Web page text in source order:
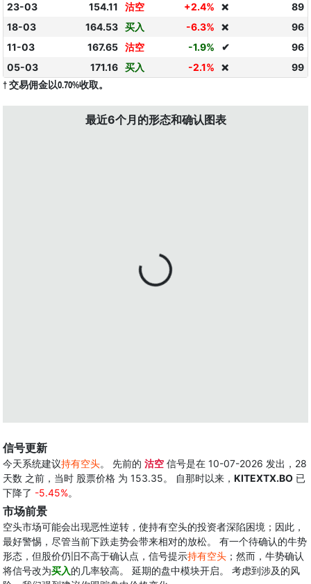
23-03
154.11 沽空 +2.4% ❌
89
18-03
164.53 买入 -6.3% ❌
96
11-03
167.65 沽空 -1.9% ✔
96
05-03
171.16 买入 -2.1% ❌ 99
† 交易佣金以0.70%收取。
最近6个月的形态和确认图表
信号更新
今天系统建议持有空头。 先前的 沽空 信号是在 10-07-2026 发出，28
天数 之前，当时 股票价格 为 153.35。 自那时以来， KITEXTX.BO 已
下降了 -5.45%。
市场前景
空头市场可能会出现恶性逆转，使持有空头的投资者深陷困境；因此，
最好警惕，尽管当前下跌走势会带来相对的放松。 有一个待确认的牛势
形态，但股价仍旧不高于确认点，信号提示持有空头 ；然而，牛势确认
将信号改为买入的几率较高。 延期的盘中模块开启。 考虑到涉及的风